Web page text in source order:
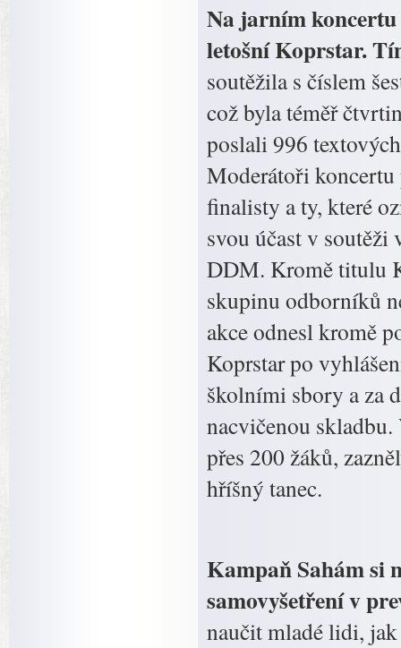
Na jarním koncertu
letošní Koprstar.
soutěžila s číslem
což byla téměř
poslali 996
Moderátoři
finalisty a ty, které
svou účast v soutěži
DDM. Kromě titulu
skupinu odborníků
akce odnesl kromě
Koprstar po
školními sbory a za
nacvičenou
přes 200 žáků,
hříšný tanec.
Kampaň Sahám si
samovyšetření v
naučit mladé lidi, jak